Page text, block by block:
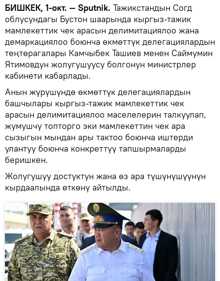
БИШКЕК, 1-окт. — Sputnik. Тажикстандын Согд
облусундагы Бустон шаарында кыргыз-тажик
мамлекеттик чек арасын делимитациялоо жана
демаркациялоо боюнча өкмөттүк делегациялардын
теңтөрагалары Камчыбек Ташиев менен Саймумин
Ятимовдун жолугушуусу болгонун министрлер
кабинети кабарлады.
Анын жүрүшүндө өкмөттүк делегациялардын
башчылары кыргыз-тажик мамлекеттик чек
арасын делимитациялоо маселелерин талкуулап,
жумушчу топторго эки мамлекеттин чек ара
сызыгын мындан ары тактоо боюнча иштерди
улантуу боюнча конкреттүү тапшырмаларды
беришкен.
Жолугушуу достуктун жана өз ара түшүнүшүүнүн
кырдаалында өткөнү айтылды.